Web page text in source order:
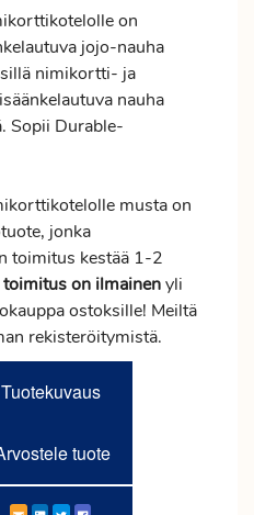
on
jojo-nauha
nimikortti- ja
nauha
Sopii Durable-
musta on
jonka
toimitus kestää 1-2
toimituson ilmainenyli
ostoksille! Meiltä
rekisteröitymistä.
Tuotekuvaus
tuote